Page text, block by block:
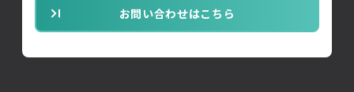
お問い合わせはこちら